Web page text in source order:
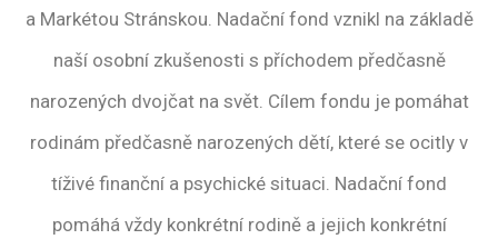
a Markétou Stránskou. Nadační fond vznikl na základě
naší osobní zkušenosti s příchodem předčasně
narozených dvojčat na svět. Cílem fondu je pomáhat
rodinám předčasně narozených dětí, které se ocitly v
tíživé finanční a psychické situaci. Nadační fond
pomáhá vždy konkrétní rodině a jejich konkrétní